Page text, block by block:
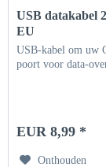
USB datakabel
EU
USB-kabel om uw
poort voor data-
EUR 8,99 *
Onthouden